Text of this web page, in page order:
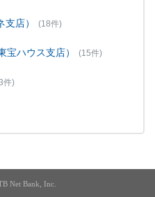
店） (18件)
宝ハウス支店） (15件)
件)
Net Bank, Inc.